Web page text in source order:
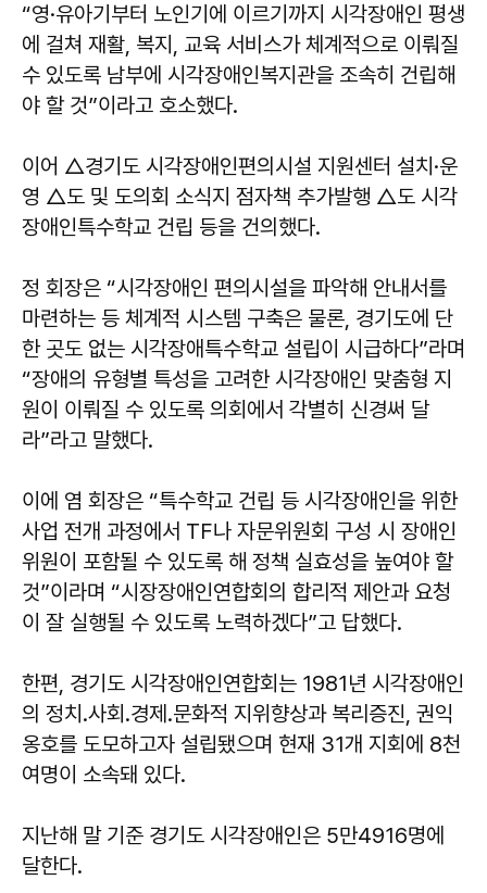
“영·유아기부터 노인기에 이르기까지 시각장애인 평생
에 걸쳐 재활, 복지, 교육 서비스가 체계적으로 이뤄질
수 있도록 남부에 시각장애인복지관을 조속히 건립해
야 할 것”이라고 호소했다.
이어 △경기도 시각장애인편의시설 지원센터 설치·운
영 △도 및 도의회 소식지 점자책 추가발행 △도 시각
장애인특수학교 건립 등을 건의했다.
정 회장은 “시각장애인 편의시설을 파악해 안내서를
마련하는 등 체계적 시스템 구축은 물론, 경기도에 단
한 곳도 없는 시각장애특수학교 설립이 시급하다”라며
“장애의 유형별 특성을 고려한 시각장애인 맞춤형 지
원이 이뤄질 수 있도록 의회에서 각별히 신경써 달
라”라고 말했다.
이에 염 회장은 “특수학교 건립 등 시각장애인을 위한
사업 전개 과정에서 TF나 자문위원회 구성 시 장애인
위원이 포함될 수 있도록 해 정책 실효성을 높여야 할
것”이라며 “시장장애인연합회의 합리적 제안과 요청
이 잘 실행될 수 있도록 노력하겠다”고 답했다.
한편, 경기도 시각장애인연합회는 1981년 시각장애인
의 정치.사회.경제.문화적 지위향상과 복리증진, 권익
옹호를 도모하고자 설립됐으며 현재 31개 지회에 8천
여명이 소속돼 있다.
지난해 말 기준 경기도 시각장애인은 5만4916명에
달한다.